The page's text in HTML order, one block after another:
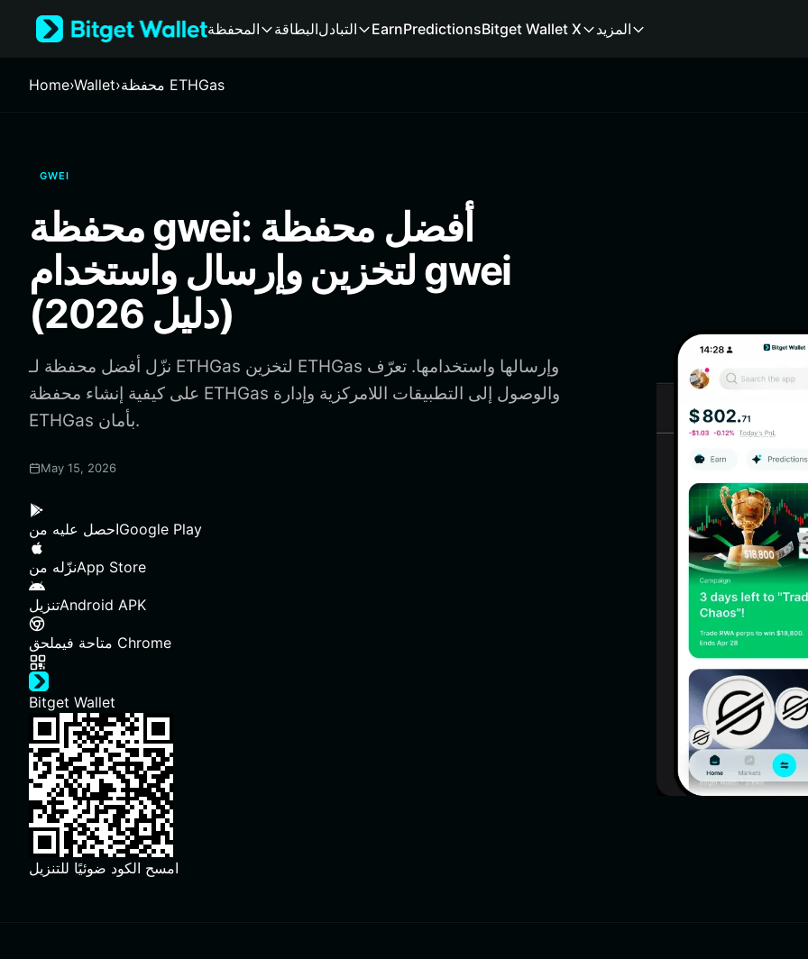
Русский
Español (Latinoamérica)
Deutsch
简体中文
繁體中文
Português (Portugal)
Bahasa Indonesia
ภาษาไทย
Español
Português (Brasil)
Español (Argentina)
المحفظة البطاقةالتبادل EarnPredictionsBitget Wallet X المزيد
Home›Wallet› محفظة ETHGas
GWEI
محفظة gwei: أفضل محفظة
لتخزين وإرسال واستخدام gwei
(دليل 2026)
نزّل أفضل محفظة لـ ETHGas لتخزين ETHGas وإرسالها واستخدامها. تعرّف
على كيفية إنشاء محفظة ETHGas والوصول إلى التطبيقات اللامركزية وإدارة
ETHGas بأمان.
May 15, 2026
احصل عليه منGoogle Play
نزّله منApp Store
تنزيلAndroid APK
متاحة في ملحق Chrome
Bitget Wallet
امسح الكود ضوئيًا للتنزيل